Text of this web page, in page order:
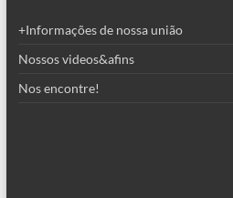
+Informações de nossa união
Nossos videos&afins
Nos encontre!